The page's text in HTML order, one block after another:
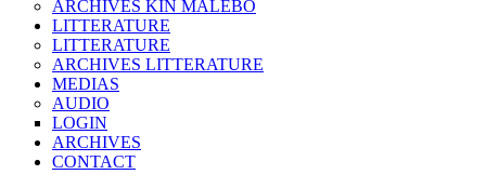
ARCHIVES KIN MALEBO
LITTERATURE
LITTERATURE
ARCHIVES LITTERATURE
MEDIAS
AUDIO
LOGIN
ARCHIVES
CONTACT